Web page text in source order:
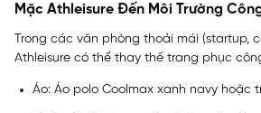
Mặc Athleisure Đến Môi Trường
Trong các văn phòng thoải mái (startup,
Athleisure có thể thay thế trang phục
Áo: Áo polo Coolmax xanh navy hoặc